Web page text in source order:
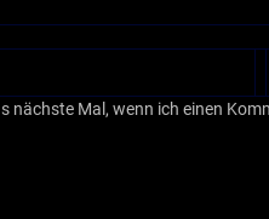
nächste Mal, wenn ich einen